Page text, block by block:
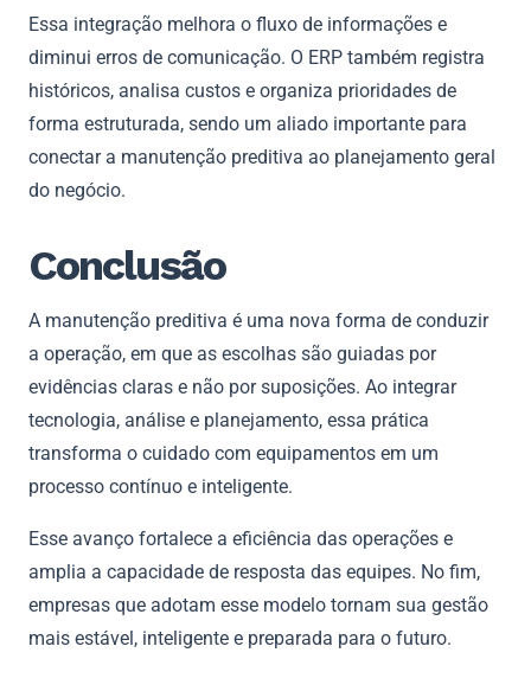
Essa integração melhora o fluxo de informações e
diminui erros de comunicação. O ERP também registra
históricos, analisa custos e organiza prioridades de
forma estruturada, sendo um aliado importante para
conectar a manutenção preditiva ao planejamento geral
do negócio.
Conclusão
A manutenção preditiva é uma nova forma de conduzir
a operação, em que as escolhas são guiadas por
evidências claras e não por suposições. Ao integrar
tecnologia, análise e planejamento, essa prática
transforma o cuidado com equipamentos em um
processo contínuo e inteligente.
Esse avanço fortalece a eficiência das operações e
amplia a capacidade de resposta das equipes. No fim,
empresas que adotam esse modelo tornam sua gestão
mais estável, inteligente e preparada para o futuro.